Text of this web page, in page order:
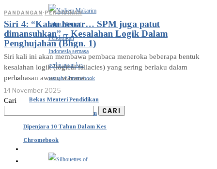
Bekas Menteri Pendidikan
Indonesia Nadiem Makarim
Dipenjara 10 Tahun Dalam Kes
Chromebook
PANDANGAN · PENDIDIKAN
Siri 4: “Kalau benar… SPM juga patut
dimansuhkan” – Kesalahan Logik Dalam
Penghujahan (Bhgn. 1)
Siri kali ini akan membawa pembaca meneroka beberapa bentuk
kesalahan logik (logical fallacies) yang sering berlaku dalam
perbahasan awam, wacana…
14 November 2025
Cari
CARI